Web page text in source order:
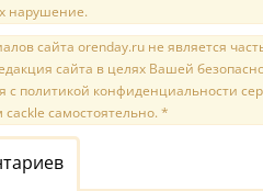
нарушение.
сайта orenday.ru не является
сайта в целях Вашей
политикой конфиденциальности
самостоятельно. *